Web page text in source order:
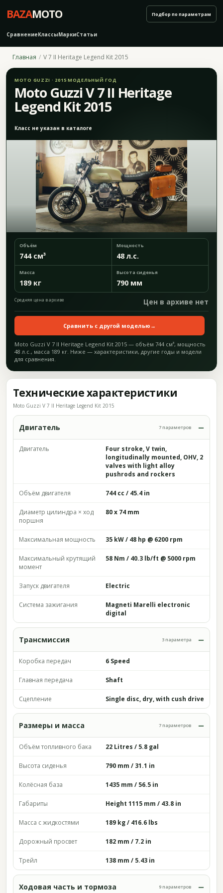
BAZAMOTO
СравнениеКлассыМаркиСтатьи
Подбор по параметрам
Главная V 7 II Heritage Legend Kit 2015
MOTO GUZZI · 2015 МОДЕЛЬНЫЙ ГОД
Moto Guzzi V 7 II Heritage
Legend Kit 2015
Класс не указан в каталоге
Объём
744 см³
Мощность
48 л.с.
Масса
189 кг
Высота сиденья
790 мм
Средняя цена в архиве Цен в архиве нет
Сравнить с другой моделью →
Moto Guzzi V 7 II Heritage Legend Kit 2015 — объём 744 см³, мощность
48 л.с., масса 189 кг. Ниже — характеристики, другие годы и модели
для сравнения.
Технические характеристики
Moto Guzzi V 7 II Heritage Legend Kit 2015
Двигатель 7 параметров
Двигатель
Four stroke, V twin,
longitudinally mounted, OHV, 2
valves with light alloy
pushrods and rockers
Объём двигателя 744 cc / 45.4 in
Диаметр цилиндра × ход
поршня
80 x 74 mm
Максимальная мощность 35 kW / 48 hp @ 6200 rpm
Максимальный крутящий
момент
58 Nm / 40.3 lb/ft @ 5000 rpm
Запуск двигателя Electric
Система зажигания
Magneti Marelli electronic
digital
Трансмиссия 3 параметра
Коробка передач 6 Speed
Главная передача Shaft
Сцепление Single disc, dry, with cush drive
Размеры и масса 7 параметров
Объём топливного бака 22 Litres / 5.8 gal
Высота сиденья 790 mm / 31.1 in
Колёсная база 1435 mm / 56.5 in
Габариты Height 1115 mm / 43.8 in
Масса с жидкостями 189 kg / 416.6 lbs
Дорожный просвет 182 mm / 7.2 in
Трейл 138 mm / 5.43 in
Ходовая часть и тормоза 9 параметров